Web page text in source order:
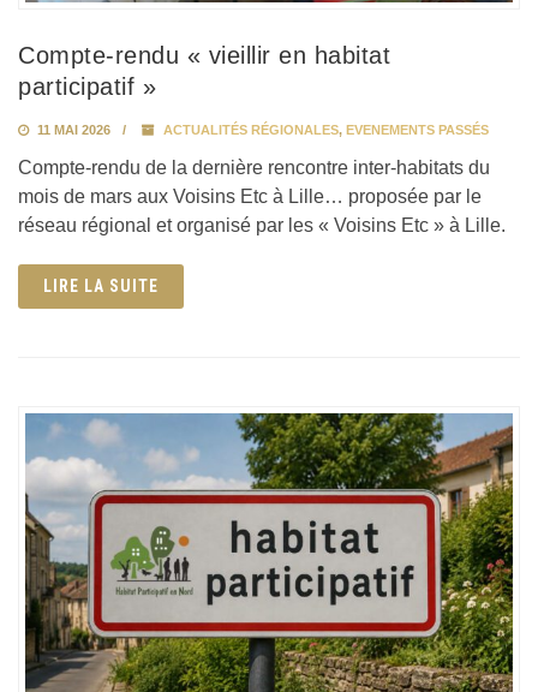
Compte-rendu « vieillir en habitat
participatif »
11 MAI 2026 ACTUALITÉS RÉGIONALES, EVENEMENTS PASSÉS
Compte-rendu de la dernière rencontre inter-habitats du
mois de mars aux Voisins Etc à Lille… proposée par le
réseau régional et organisé par les « Voisins Etc » à Lille.
LIRE LA SUITE